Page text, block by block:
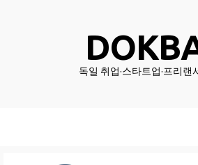
독일 취업·스타트업·프리랜